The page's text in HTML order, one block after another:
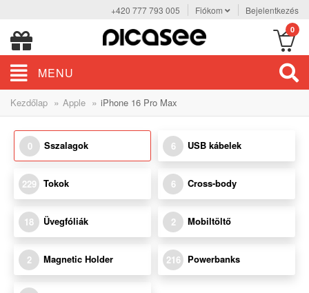
+420 777 793 005 Fiókom Bejelentkezés
0
MENU
Kezdőlap » Apple » iPhone 16 Pro Max
0 Sszalagok 6 USB kábelek
229 Tokok 6 Cross-body
18 Üvegfóliák 2 Mobiltöltő
2 Magnetic Holder 216 Powerbanks